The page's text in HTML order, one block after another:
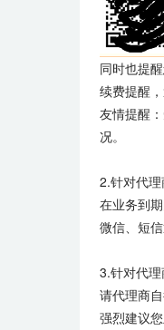
同时也提
续费提醒
友情提醒
况。
2.针对代理
在业务到
微信、短
3.针对代理
请代理商
强烈建议